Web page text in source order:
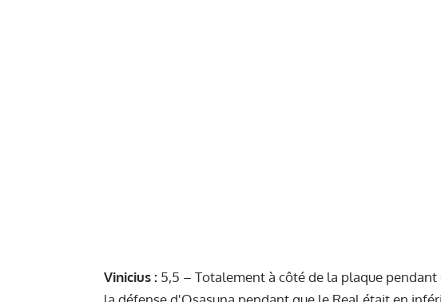
Vinicius : 5,5 – Totalement à côté de la plaque